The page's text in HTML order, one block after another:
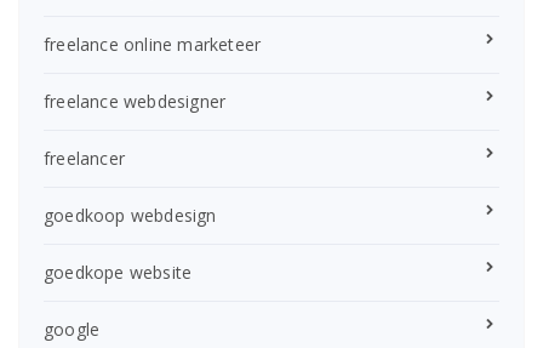
freelance online marketeer
freelance webdesigner
freelancer
goedkoop webdesign
goedkope website
google